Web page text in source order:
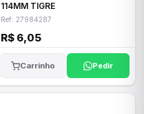
114MM TIGRE
Ref: 27984287
R$ 6,05
Carrinho Pedir